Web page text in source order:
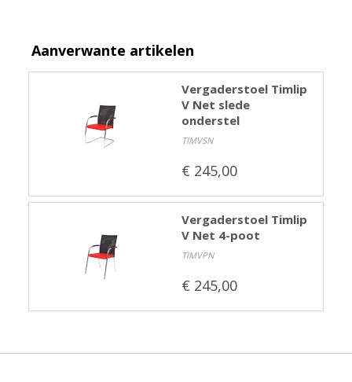
Aanverwante artikelen
Vergaderstoel Timlip
V Net slede
onderstel
TIMVSN
€ 245,00
Vergaderstoel Timlip
V Net 4-poot
TIMVPN
€ 245,00